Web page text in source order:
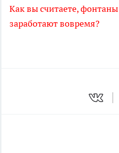
Как вы считаете, фонтаны
заработают вовремя?